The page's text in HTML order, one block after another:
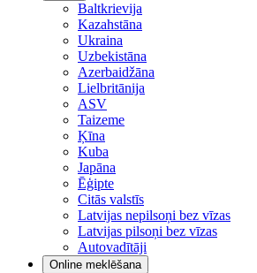
Baltkrievija
Kazahstāna
Ukraina
Uzbekistāna
Azerbaidžāna
Lielbritānija
ASV
Taizeme
Ķīna
Kuba
Japāna
Ēģipte
Citās valstīs
Latvijas nepilsoņi bez vīzas
Latvijas pilsoņi bez vīzas
Autovadītāji
Online meklēšana